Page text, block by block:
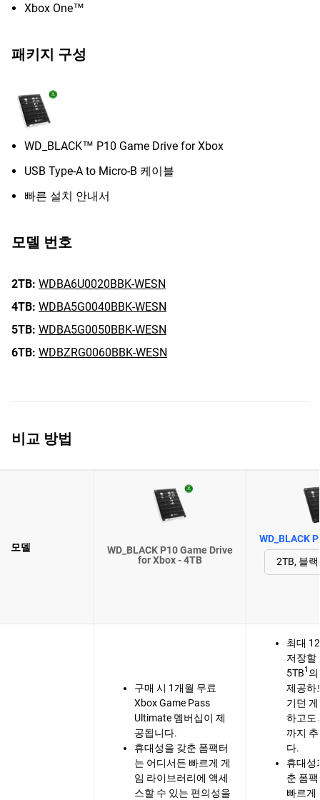
Xbox One™
패키지 구성
WD_BLACK™ P10 Game Drive for Xbox
USB Type-A to Micro-B 케이블
빠른 설치 안내서
모델 번호
2TB: WDBA6U0020BBK-WESN
4TB: WDBA5G0040BBK-WESN
5TB: WDBA5G0050BBK-WESN
6TB: WDBZRG0060BBK-WESN
비교 방법
모델
WD_BLACK P10 Game Drive
for Xbox - 4TB
WD_BLACK
구매 시 1개월 무료
Xbox Game Pass
Ultimate 멤버십이 제
공됩니다.
휴대성을 갖춘 폼팩터
는 어디서든 빠르게 게
임 라이브러리에 액세
스할 수 있는 편의성을
최대
저장할
5TB1
제공하
기던
하고도
까지
다.
휴대성
춘 폼
빠르게